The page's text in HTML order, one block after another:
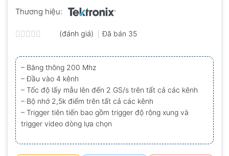
Thương hiệu:
xếp
hạng
0.0
5
sao
(đánh giá) Đã bán 35
– Băng thông 200 Mhz
– Đầu vào 4 kênh
– Tốc độ lấy mẫu lên đến 2 GS/s trên tất cả các kênh
– Bộ nhớ 2,5k điểm trên tất cả các kênh
– Trigger tiên tiến bao gồm trigger độ rộng xung và
trigger video dòng lựa chọn